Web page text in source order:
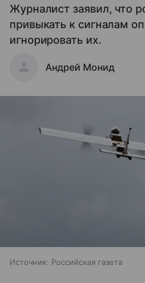
Журналист заявил, что
привыкать к сигналам
игнорировать их.
Андрей Монид
Источник: Российская газета